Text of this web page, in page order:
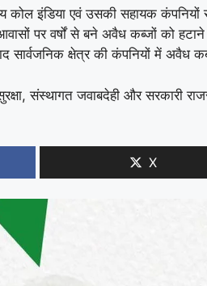
कोल इंडिया एवं उसकी सहायक
पर वर्षों से बने अवैध कब्जों को
सार्वजनिक क्षेत्र की कंपनियों में अवैध
संस्थागत जवाबदेही और सरकारी
X